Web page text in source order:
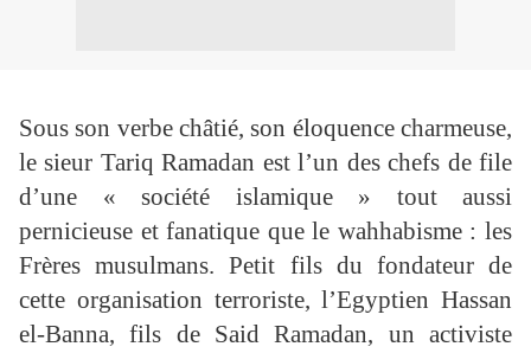
Sous son verbe châtié, son éloquence charmeuse,
le sieur Tariq Ramadan est l’un des chefs de file
d’une « société islamique » tout aussi
pernicieuse et fanatique que le wahhabisme : les
Frères musulmans. Petit fils du fondateur de
cette organisation terroriste, l’Egyptien Hassan
el-Banna, fils de Said Ramadan, un activiste